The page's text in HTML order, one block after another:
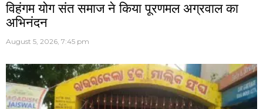
विहंगम योग संत समाज ने किया पूरणमल अग्रवाल का
अभिनंदन
August 5, 2026, 7:45 pm